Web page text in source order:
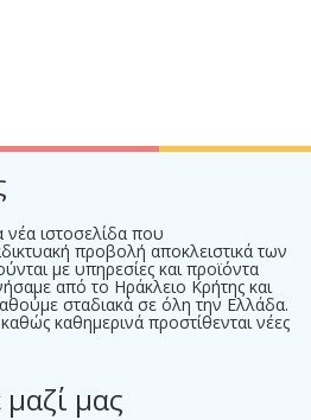
νέα ιστοσελίδα που
προβολή αποκλειστικά των
με υπηρεσίες και προϊόντα
από το Ηράκλειο Κρήτης και
σταδιακά σε όλη την Ελλάδα.
καθημερινά προστίθενται νέες
μας